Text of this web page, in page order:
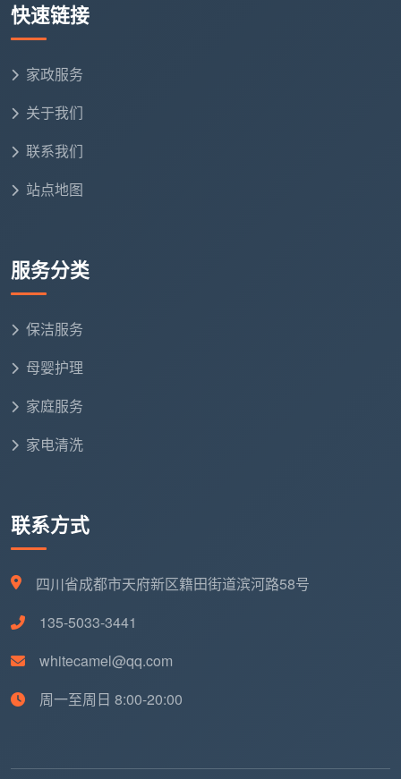
璃的四星级保洁约为60元/小时，等级越高工时费越
高。
5. 直营管理还是转包模式。
上岗，服务有标准有保障；而转包给第三方个人的模
费项，让用户明明白白消费。
如果工作忙、不想在打扫上耗费周末时间，可以考
虑包月或定期保洁方案。一般包月做家政保洁，100㎡
轻量维持型
持台面、地面整洁，单次约150—200元
标准洁净型（三口之家，每月两次日常保洁+每季度
一次深度保洁）：将日常维持与深度去垢结合起来，
+四季深度保洁）：全方位无死角守护
频率，支持灵活的周期性服务定制，用户可根据自家时
快速链接
家政服务
关于我们
联系我们
站点地图
服务分类
保洁服务
母婴护理
家庭服务
家电清洗
联系方式
四川省成都市天府新区籍田街道滨河路58号
135-5033-3441
whitecamel@qq.com
周一至周日 8:00-20:00